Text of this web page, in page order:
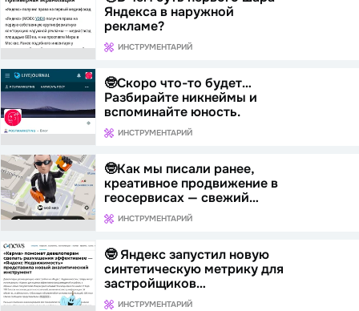
Яндекса в наружной
рекламе?
ИНСТРУМЕНТАРИЙ
🤓Скоро что-то будет…
Разбирайте никнеймы и
вспоминайте юность.
ИНСТРУМЕНТАРИЙ
🤓Как мы писали ранее,
креативное продвижение в
геосервисах — свежий…
ИНСТРУМЕНТАРИЙ
🤓 Яндекс запустил новую
синтетическую метрику для
застройщиков…
ИНСТРУМЕНТАРИЙ